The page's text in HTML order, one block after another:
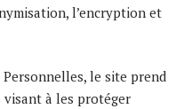
l’encryption et
le site prend
visant à les protéger